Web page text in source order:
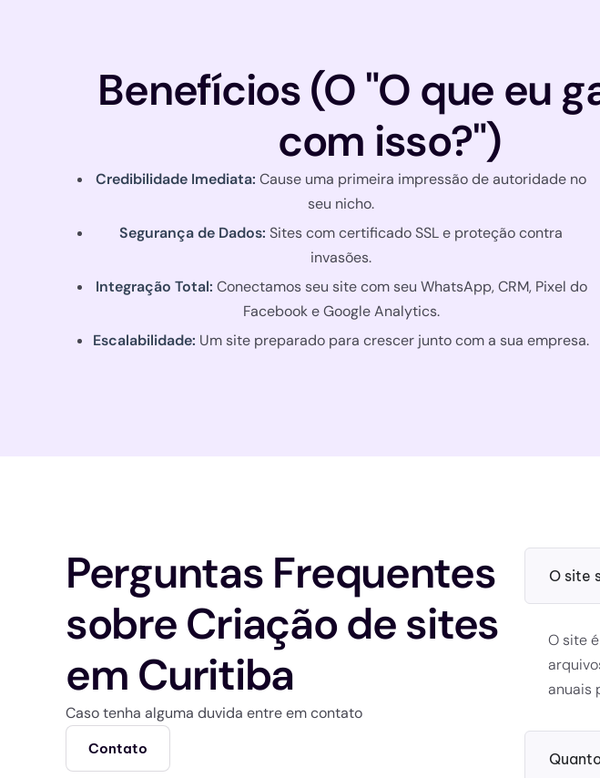
Benefícios (O "O que eu
com isso?")
Credibilidade Imediata: Cause uma primeira impressão de autoridade no
seu nicho.
Segurança de Dados: Sites com certificado SSL e proteção contra
invasões.
Integração Total: Conectamos seu site com seu WhatsApp, CRM, Pixel do
Facebook e Google Analytics.
Escalabilidade: Um site preparado para crescer junto com a sua empresa.
Perguntas Frequentes
sobre Criação de sites
em Curitiba
Caso tenha alguma duvida entre em contato
Contato
O site
O site é
anuais